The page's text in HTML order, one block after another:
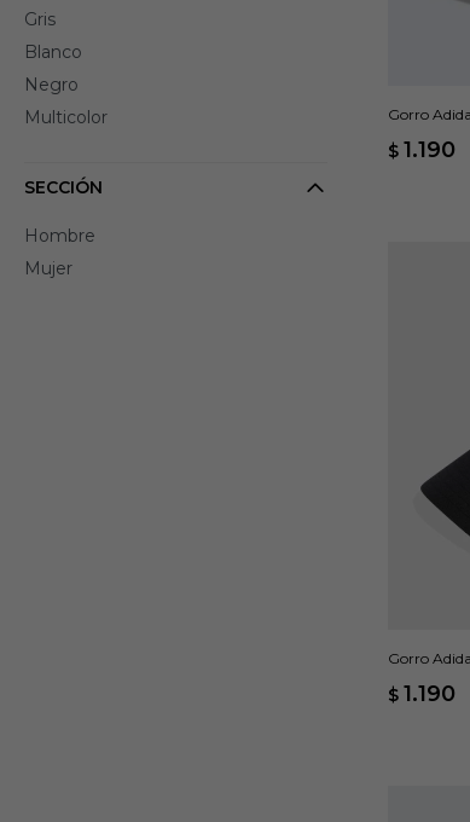
Gorro
$ 1.190
Gorro
$ 1.190
Gris
Blanco
Negro
Multicolor
SECCIÓN
Hombre
Mujer